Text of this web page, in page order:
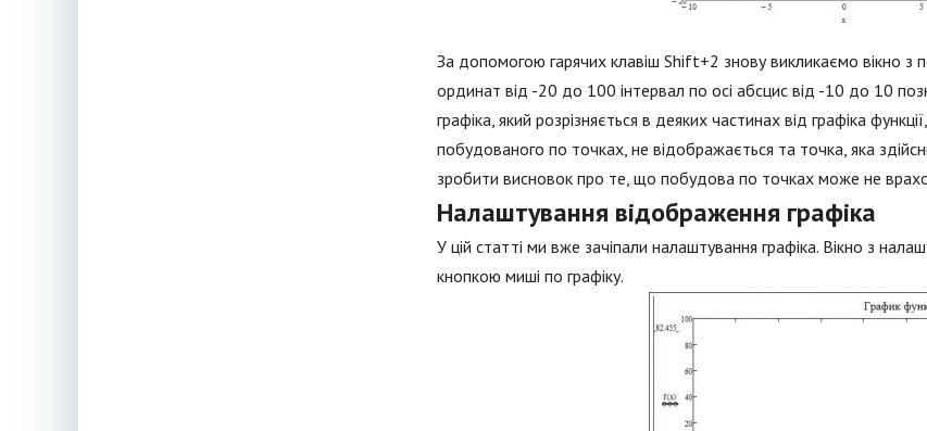
За допомогою гарячих клавіш Shift+2 знову викликаємо вікно з
ординат від -20 до 100 інтервал по осі абсцис від -10 до 10
графіка, який розрізняється в деяких частинах від графіка
побудованого по точках, не відображається та точка, яка
зробити висновок про те, що побудова по точках може не
Налаштування відображення графіка
У цій статті ми вже зачіпали налаштування графіка. Вікно з
кнопкою миші по графіку.